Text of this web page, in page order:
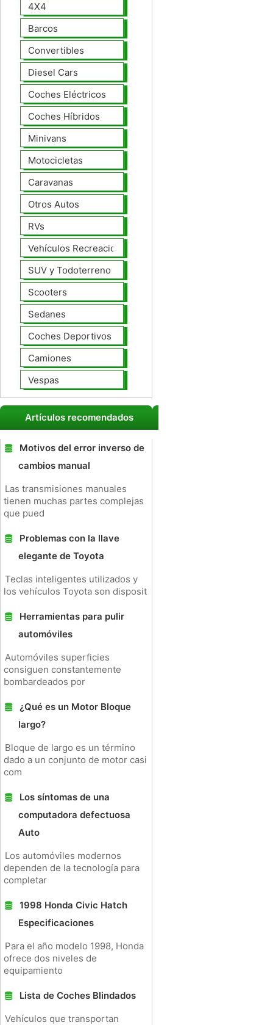
4X4
Barcos
Convertibles
Diesel Cars
Coches Eléctricos
Coches Híbridos
Minivans
Motocicletas
Caravanas
Otros Autos
RVs
Vehículos Recreacionales
SUV y Todoterreno
Scooters
Sedanes
Coches Deportivos
Camiones
Vespas
Artículos recomendados
Motivos del error inverso de
cambios manual
Las transmisiones manuales
tienen muchas partes complejas
que pued
Problemas con la llave
elegante de Toyota
Teclas inteligentes utilizados y
los vehículos Toyota son disposit
Herramientas para pulir
automóviles
Automóviles superficies
consiguen constantemente
bombardeados por
¿Qué es un Motor Bloque
largo?
Bloque de largo es un término
dado a un conjunto de motor casi
com
Los síntomas de una
computadora defectuosa
Auto
Los automóviles modernos
dependen de la tecnología para
completar
1998 Honda Civic Hatch
Especificaciones
Para el año modelo 1998, Honda
ofrece dos niveles de
equipamiento
Lista de Coches Blindados
Vehículos que transportan